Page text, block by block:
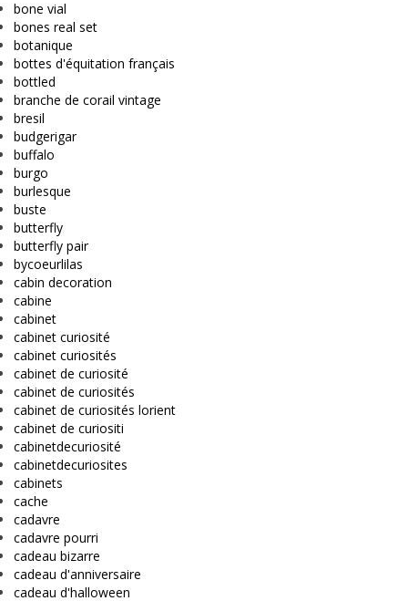
bone vial
bones real set
botanique
bottes d'équitation français
bottled
branche de corail vintage
bresil
budgerigar
buffalo
burgo
burlesque
buste
butterfly
butterfly pair
bycoeurlilas
cabin decoration
cabine
cabinet
cabinet curiosité
cabinet curiosités
cabinet de curiosité
cabinet de curiosités
cabinet de curiosités lorient
cabinet de curiositi
cabinetdecuriosité
cabinetdecuriosites
cabinets
cache
cadavre
cadavre pourri
cadeau bizarre
cadeau d'anniversaire
cadeau d'halloween